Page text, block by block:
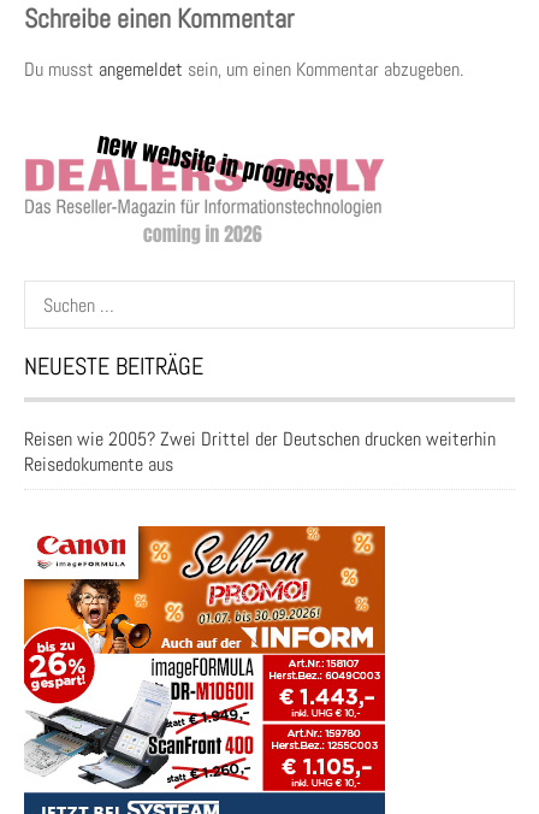
Schreibe einen Kommentar
Du musst angemeldet sein, um einen Kommentar abzugeben.
Suchen
nach:
NEUESTE BEITRÄGE
Reisen wie 2005? Zwei Drittel der Deutschen drucken weiterhin
Reisedokumente aus